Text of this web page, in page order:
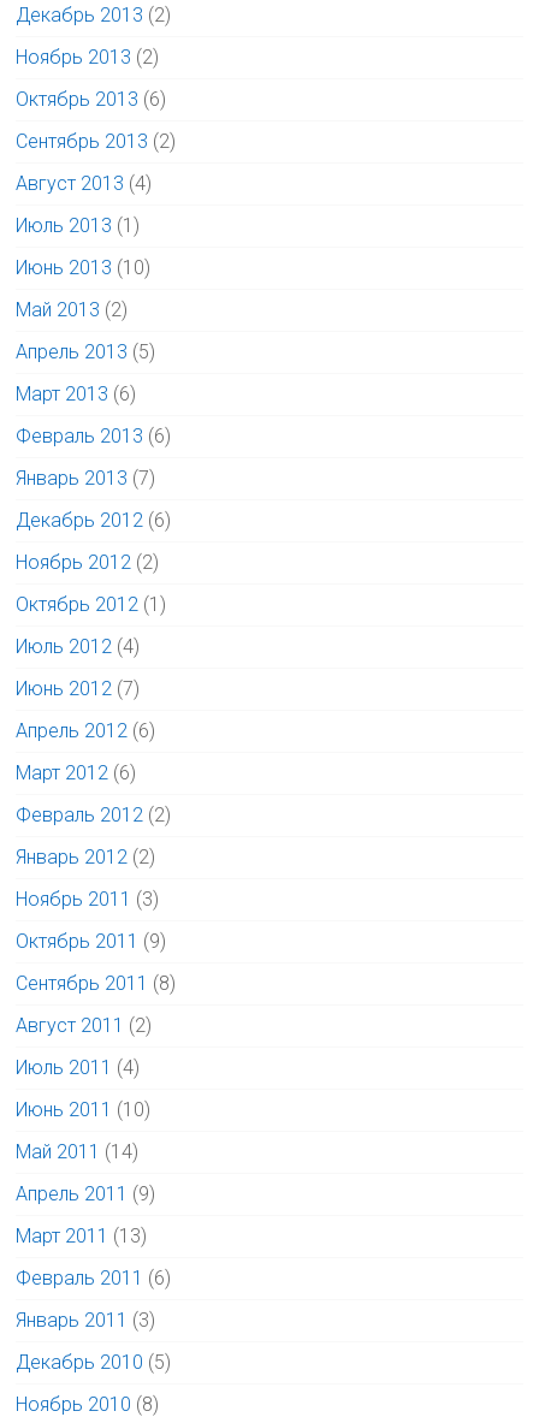
Декабрь 2013 (2)
Ноябрь 2013 (2)
Октябрь 2013 (6)
Сентябрь 2013 (2)
Август 2013 (4)
Июль 2013 (1)
Июнь 2013 (10)
Май 2013 (2)
Апрель 2013 (5)
Март 2013 (6)
Февраль 2013 (6)
Январь 2013 (7)
Декабрь 2012 (6)
Ноябрь 2012 (2)
Октябрь 2012 (1)
Июль 2012 (4)
Июнь 2012 (7)
Апрель 2012 (6)
Март 2012 (6)
Февраль 2012 (2)
Январь 2012 (2)
Ноябрь 2011 (3)
Октябрь 2011 (9)
Сентябрь 2011 (8)
Август 2011 (2)
Июль 2011 (4)
Июнь 2011 (10)
Май 2011 (14)
Апрель 2011 (9)
Март 2011 (13)
Февраль 2011 (6)
Январь 2011 (3)
Декабрь 2010 (5)
Ноябрь 2010 (8)